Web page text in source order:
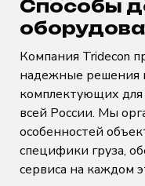
Способы
Компания Tridecon
надежные решения
комплектующих
всей России. Мы
особенностей
специфики груза,
сервиса на каждом